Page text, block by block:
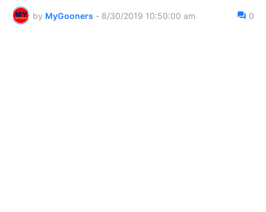
by MyGooners - 8/30/2019 10:50:00 am 0